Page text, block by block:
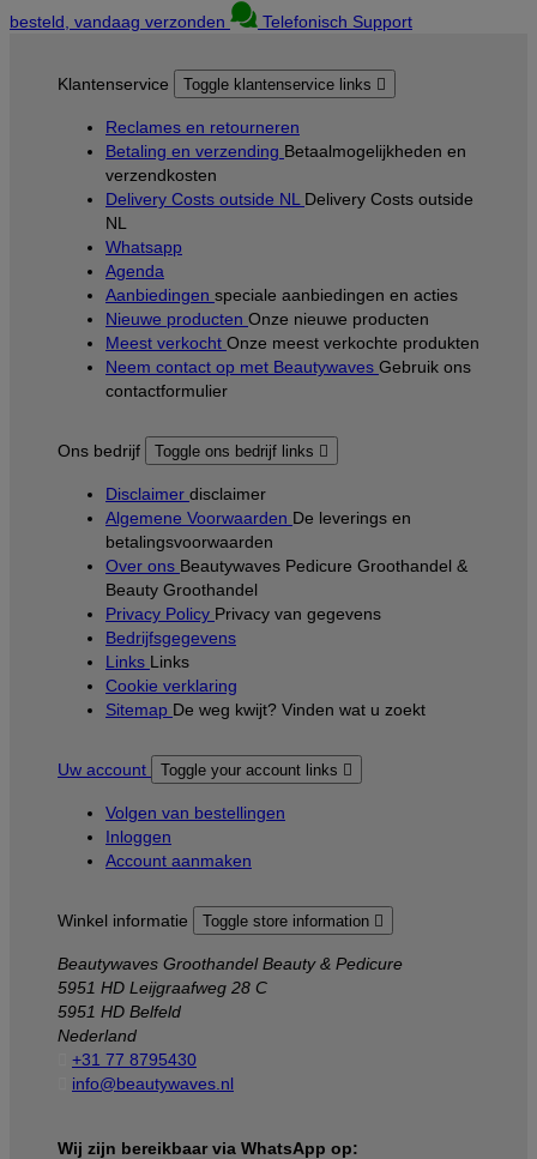
besteld, vandaag verzonden
Telefonisch Support
Klantenservice Toggle klantenservice links 
Reclames en retourneren
Betaling en verzending Betaalmogelijkheden en
verzendkosten
Delivery Costs outside NL Delivery Costs outside
NL
Whatsapp
Agenda
Aanbiedingen speciale aanbiedingen en acties
Nieuwe producten Onze nieuwe producten
Meest verkocht Onze meest verkochte produkten
Neem contact op met Beautywaves Gebruik ons
contactformulier
Ons bedrijf Toggle ons bedrijf links 
Disclaimer disclaimer
Algemene Voorwaarden De leverings en
betalingsvoorwaarden
Over ons Beautywaves Pedicure Groothandel &
Beauty Groothandel
Privacy Policy Privacy van gegevens
Bedrijfsgegevens
Links Links
Cookie verklaring
Sitemap De weg kwijt? Vinden wat u zoekt
Uw account Toggle your account links 
Volgen van bestellingen
Inloggen
Account aanmaken
Winkel informatie Toggle store information 
Beautywaves Groothandel Beauty & Pedicure
5951 HD Leijgraafweg 28 C
5951 HD Belfeld
Nederland
+31 77 8795430
info@beautywaves.nl
Wij zijn bereikbaar via WhatsApp op: